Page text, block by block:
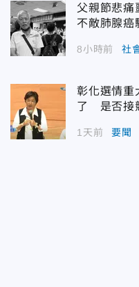
父親節悲
不敵肺腺癌
8小時前 社
彰化選情重
了 是否接
1天前 要聞